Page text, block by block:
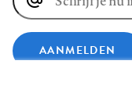
E-
mailadres
AANMELDEN